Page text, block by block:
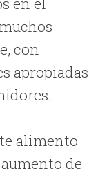
con
apropiadas
alimento
de